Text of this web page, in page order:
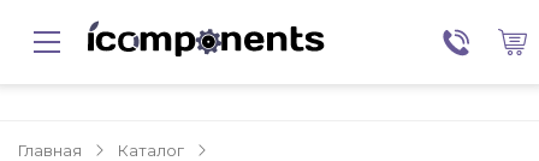
Главная
Каталог